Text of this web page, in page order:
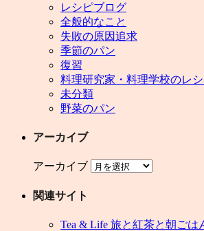
レシピブログ
全般的なこと
失敗の原因追求
季節のパン
復習
料理研究家・料理学校のレ
未分類
野菜のパン
アーカイブ
アーカイブ
関連サイト
Tea & Life 旅と紅茶と朝ごは